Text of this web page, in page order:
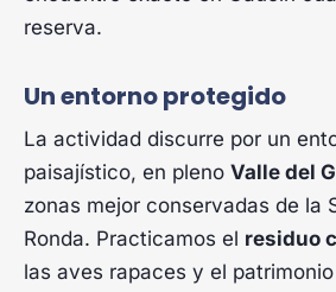
reserva.
Un entorno protegido
La actividad discurre por un
paisajístico, en pleno Valle del
zonas mejor conservadas de la
Ronda. Practicamos el residuo
las aves rapaces y el